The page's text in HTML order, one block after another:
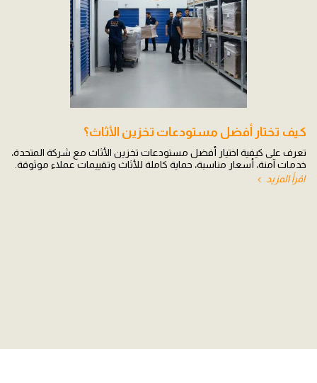
كيف تختار أفضل مستودعات تخزين الأثاث؟
تعرف على كيفية اختيار أفضل مستودعات تخزين الأثاث مع شركة المتحدة،
خدمات آمنة، أسعار مناسبة، حماية كاملة للأثاث وتقييمات عملاء موثوقة.
اقرأ المزيد